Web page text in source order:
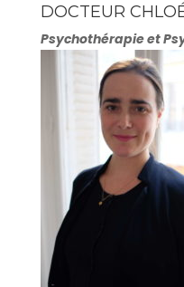
DOCTEUR
Psychothérapie et